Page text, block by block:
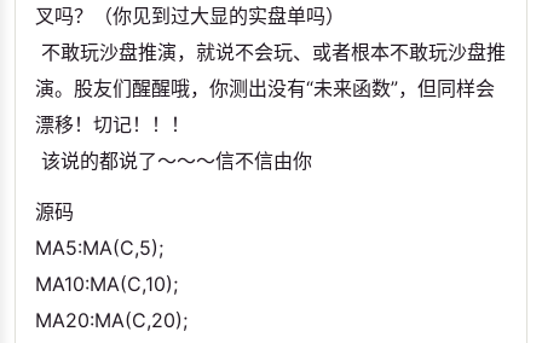
叉吗？（你见到过大显的实盘单吗）
不敢玩沙盘推演，就说不会玩、或者根本不敢玩沙盘推
演。股友们醒醒哦，你测出没有“未来函数”，但同样会
漂移！切记！！！
该说的都说了～～～信不信由你
源码
MA5:MA(C,5);
MA10:MA(C,10);
MA20:MA(C,20);